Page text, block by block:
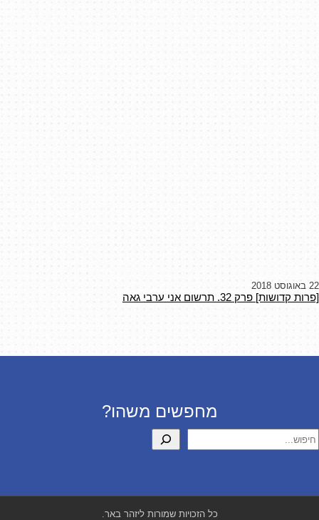
22 באוגוסט 2018
[פרות קדושות] פרק 32. תרשום אני ערבי גאה
מחפשים משהו?
כל הזכויות שמורות ליזהר באר.